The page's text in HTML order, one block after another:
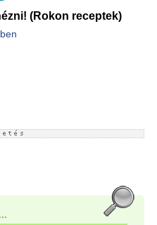
(Rokon receptek)